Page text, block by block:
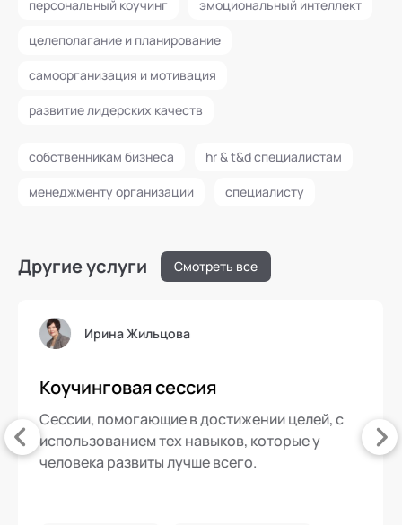
персональный коучинг эмоциональный интеллект
целеполагание и планирование
самоорганизация и мотивация
развитие лидерских качеств
собственникам бизнеса hr & t&d специалистам
менеджменту организации специалисту
Другие услуги Смотреть все
Ирина Жильцова
Коучинговая сессия
Сессии, помогающие в достижении целей, с
использованием тех навыков, которые у
человека развиты лучше всего.